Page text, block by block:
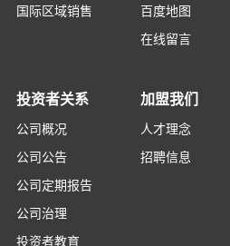
国际区域销售
百度地图
在线留言
投资者关系
公司概况
公司公告
公司定期报告
公司治理
投资者教育
加盟我们
人才理念
招聘信息